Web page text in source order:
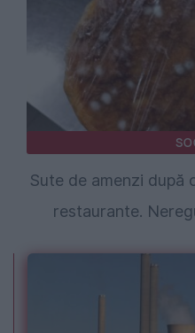
Sute de amenzi după
restaurante.